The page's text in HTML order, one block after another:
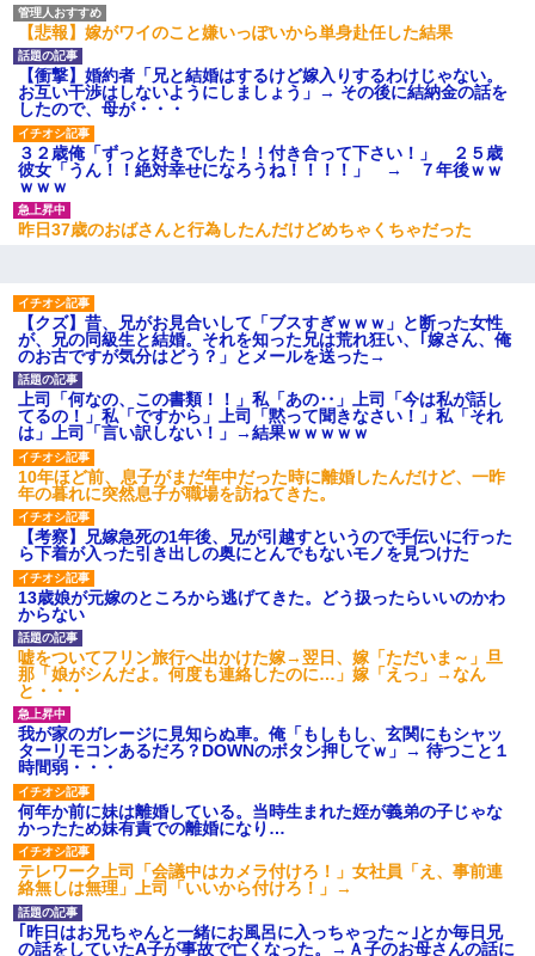
【悲報】嫁がワイのこと嫌いっぽいから単身赴任した結果
【衝撃】婚約者「兄と結婚はするけど嫁入りするわけじゃない。
お互い干渉はしないようにしましょう」→ その後に結納金の話を
したので、母が・・・
３２歳俺「ずっと好きでした！！付き合って下さい！」 ２５歳
彼女「うん！！絶対幸せになろうね！！！！」 → ７年後ｗｗ
ｗｗｗ
昨日37歳のおばさんと行為したんだけどめちゃくちゃだった
【クズ】昔、兄がお見合いして「ブスすぎｗｗｗ」と断った女性
が、兄の同級生と結婚。それを知った兄は荒れ狂い、｢嫁さん、俺
のお古ですが気分はどう？」とメールを送った→
上司「何なの、この書類！！」私「あの‥」上司「今は私が話し
てるの！」私「ですから」上司「黙って聞きなさい！」私「それ
は」上司「言い訳しない！」→結果ｗｗｗｗｗ
10年ほど前、息子がまだ年中だった時に離婚したんだけど、一昨
年の暮れに突然息子が職場を訪ねてきた。
【考察】兄嫁急死の1年後、兄が引越すというので手伝いに行った
ら下着が入った引き出しの奥にとんでもないモノを見つけた
13歳娘が元嫁のところから逃げてきた。どう扱ったらいいのかわ
からない
嘘をついてフリン旅行へ出かけた嫁→翌日、嫁「ただいま～」旦
那「娘がシんだよ。何度も連絡したのに…」嫁「えっ」→なん
と・・・
我が家のガレージに見知らぬ車。俺「もしもし、玄関にもシャッ
ターリモコンあるだろ？DOWNのボタン押してｗ」→ 待つこと１
時間弱・・・
何年か前に妹は離婚している。当時生まれた姪が義弟の子じゃな
かったため妹有責での離婚になり…
テレワーク上司「会議中はカメラ付けろ！」女社員「え、事前連
絡無しは無理」上司「いいから付けろ！」→
｢昨日はお兄ちゃんと一緒にお風呂に入っちゃった～｣とか毎日兄
の話をしていたA子が事故で亡くなった。→Ａ子のお母さんの話に